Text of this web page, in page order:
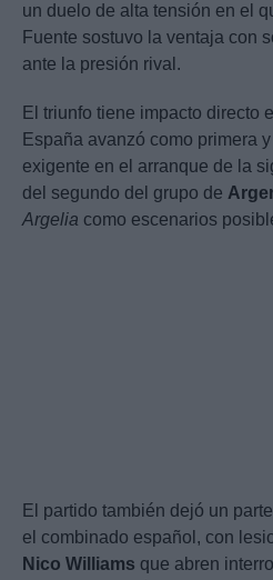
un duelo de alta tensión en el
Fuente sostuvo la ventaja con
ante la presión rival.
El triunfo tiene impacto directo
España avanzó como primera
exigente en el arranque de la
del segundo del grupo de
Argelia como escenarios
El partido también dejó un
el combinado español, con
Nico Williams que abren